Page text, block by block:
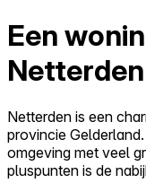
Een
Netterden
Netterden is een
provincie
omgeving met veel
pluspunten is de